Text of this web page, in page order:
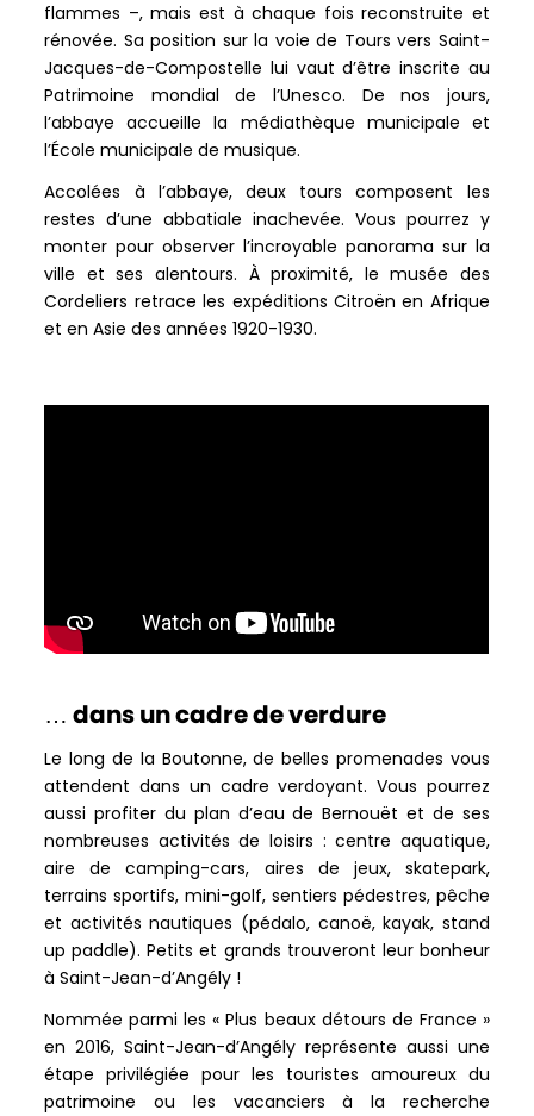
flammes –, mais est à chaque fois reconstruite et
rénovée. Sa position sur la voie de Tours vers Saint-
Jacques-de-Compostelle lui vaut d’être inscrite au
Patrimoine mondial de l’Unesco. De nos jours,
l’abbaye accueille la médiathèque municipale et
l’École municipale de musique.
Accolées à l’abbaye, deux tours composent les
restes d’une abbatiale inachevée. Vous pourrez y
monter pour observer l’incroyable panorama sur la
ville et ses alentours. À proximité, le musée des
Cordeliers retrace les expéditions Citroën en Afrique
et en Asie des années 1920-1930.
… dans un cadre de verdure
Le long de la Boutonne, de belles promenades vous
attendent dans un cadre verdoyant. Vous pourrez
aussi profiter du plan d’eau de Bernouët et de ses
nombreuses activités de loisirs : centre aquatique,
aire de camping-cars, aires de jeux, skatepark,
terrains sportifs, mini-golf, sentiers pédestres, pêche
et activités nautiques (pédalo, canoë, kayak, stand
up paddle). Petits et grands trouveront leur bonheur
à Saint-Jean-d’Angély !
Nommée parmi les « Plus beaux détours de France »
en 2016, Saint-Jean-d’Angély représente aussi une
étape privilégiée pour les touristes amoureux du
patrimoine ou les vacanciers à la recherche